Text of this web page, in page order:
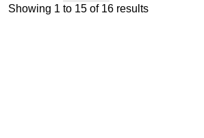
Showing 1 to 15 of 16 results